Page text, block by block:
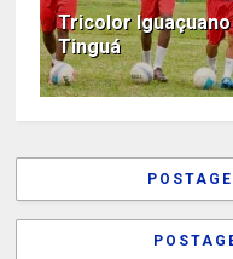
Tricolor
Tinguá